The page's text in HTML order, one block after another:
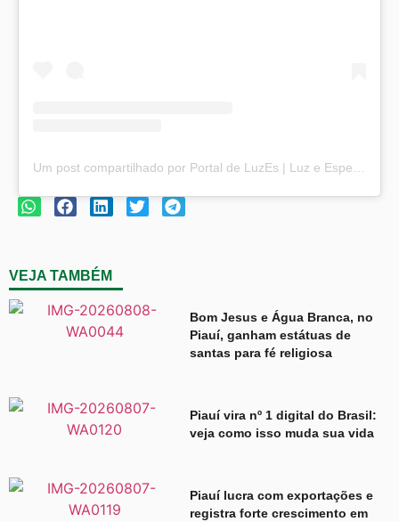
VEJA TAMBÉM
Bom Jesus e Água Branca, no
Piauí, ganham estátuas de
santas para fé religiosa
Piauí vira nº 1 digital do Brasil:
veja como isso muda sua vida
Piauí lucra com exportações e
registra forte crescimento em